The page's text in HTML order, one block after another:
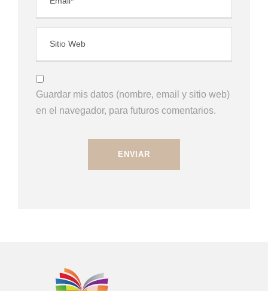
Guardar mis datos (nombre, email y sitio web)
en el navegador, para futuros comentarios.